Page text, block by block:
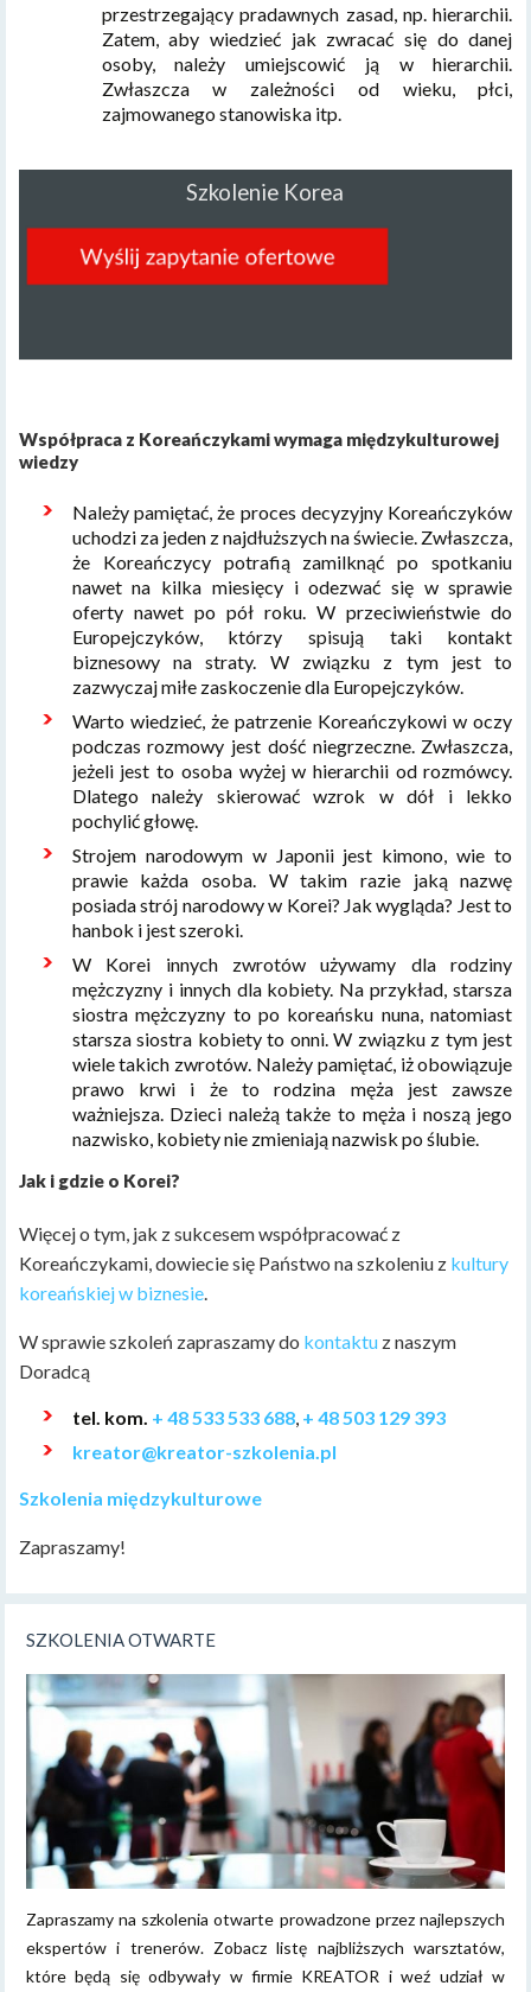
przestrzegający pradawnych zasad, np. hierarchii.
Zatem, aby wiedzieć jak zwracać się do danej
osoby, należy umiejscowić ją w hierarchii.
Zwłaszcza w zależności od wieku, płci,
zajmowanego stanowiska itp.
Szkolenie Korea
Współpraca z Koreańczykami wymaga międzykulturowej
wiedzy
Należy pamiętać, że proces decyzyjny Koreańczyków
uchodzi za jeden z najdłuższych na świecie. Zwłaszcza,
że Koreańczycy potrafią zamilknąć po spotkaniu
nawet na kilka miesięcy i odezwać się w sprawie
oferty nawet po pół roku. W przeciwieństwie do
Europejczyków, którzy spisują taki kontakt
biznesowy na straty. W związku z tym jest to
zazwyczaj miłe zaskoczenie dla Europejczyków.
Warto wiedzieć, że patrzenie Koreańczykowi w oczy
podczas rozmowy jest dość niegrzeczne. Zwłaszcza,
jeżeli jest to osoba wyżej w hierarchii od rozmówcy.
Dlatego należy skierować wzrok w dół i lekko
pochylić głowę.
Strojem narodowym w Japonii jest kimono, wie to
prawie każda osoba. W takim razie jaką nazwę
posiada strój narodowy w Korei? Jak wygląda? Jest to
hanbok i jest szeroki.
W Korei innych zwrotów używamy dla rodziny
mężczyzny i innych dla kobiety. Na przykład, starsza
siostra mężczyzny to po koreańsku nuna, natomiast
starsza siostra kobiety to onni. W związku z tym jest
wiele takich zwrotów. Należy pamiętać, iż obowiązuje
prawo krwi i że to rodzina męża jest zawsze
ważniejsza. Dzieci należą także to męża i noszą jego
nazwisko, kobiety nie zmieniają nazwisk po ślubie.
Jak i gdzie o Korei?
Więcej o tym, jak z sukcesem współpracować z
Koreańczykami, dowiecie się Państwo na szkoleniu z kultury
koreańskiej w biznesie.
W sprawie szkoleń zapraszamy do kontaktuz naszym
Doradcą
tel. kom. + 48 533 533 688, + 48 503 129 393
kreator@kreator-szkolenia.pl
Szkolenia międzykulturowe
Zapraszamy!
SZKOLENIA OTWARTE
Zapraszamy na szkolenia otwarte prowadzone przez najlepszych
ekspertów i trenerów. Zobacz listę najbliższych warsztatów,
które będą się odbywały w firmie KREATOR i weź udział w